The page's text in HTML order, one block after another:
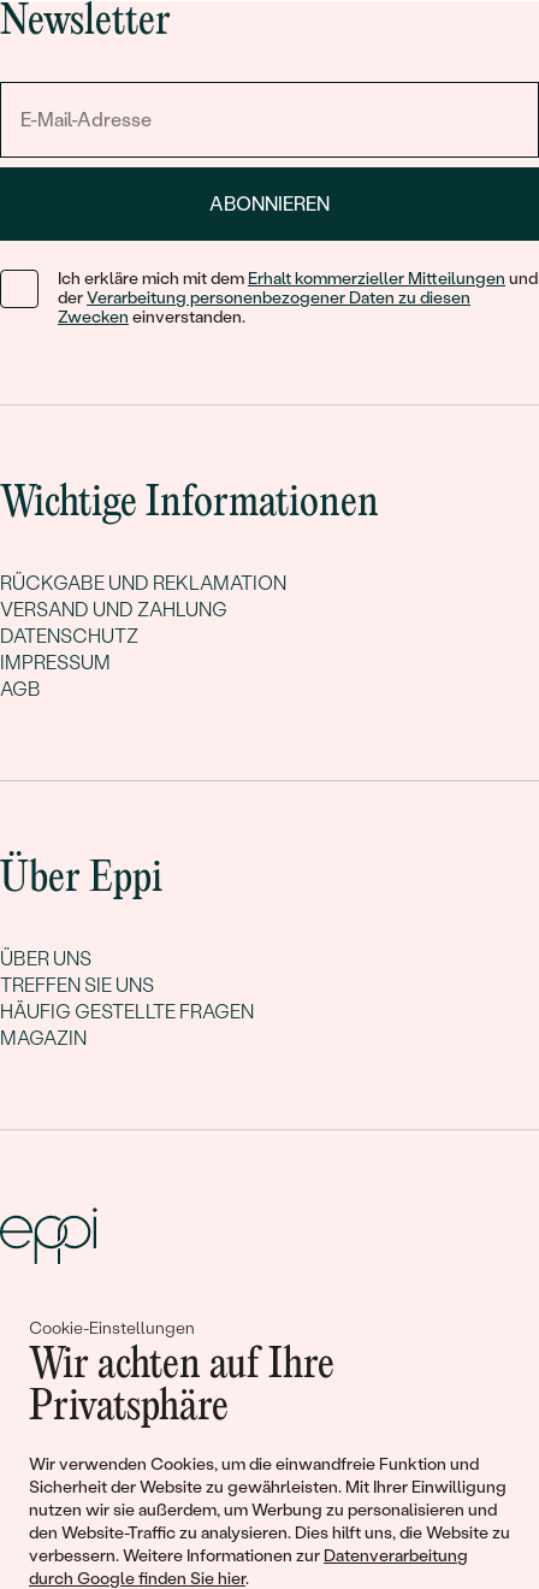
Cookie-Einstellungen
Wir achten auf Ihre
Privatsphäre
Wir verwenden Cookies, um die einwandfreie Funktion und
Sicherheit der Website zu gewährleisten. Mit Ihrer Einwilligung
nutzen wir sie außerdem, um Werbung zu personalisieren und
den Website-Traffic zu analysieren. Dies hilft uns, die Website zu
verbessern. Weitere Informationen zur Datenverarbeitung
durch Google finden Sie hier.
Newsletter
ABONNIEREN
Ich erkläre mich mit dem Erhalt kommerzieller Mitteilungen und
derVerarbeitung personenbezogener Daten zu diesen
Zwecken einverstanden.
Wichtige Informationen
RÜCKGABE UND REKLAMATION
VERSAND UND ZAHLUNG
DATENSCHUTZ
IMPRESSUM
AGB
Über Eppi
ÜBER UNS
TREFFEN SIE UNS
HÄUFIG GESTELLTE FRAGEN
MAGAZIN
Gemeinsam erschaffen wir
Geschichten von Schönheit und
Liebe
Begleiten Sie uns!